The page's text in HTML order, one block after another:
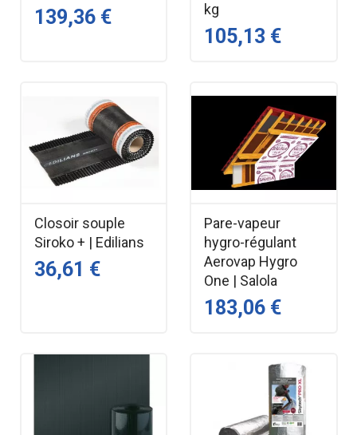
139,36 €
kg
105,13 €
Closoir souple
Siroko + | Edilians
36,61 €
Pare-vapeur
hygro-régulant
Aerovap Hygro
One | Salola
183,06 €